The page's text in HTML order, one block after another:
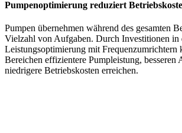
Pumpenoptimierung reduziert
Pumpen übernehmen während des gesamten
Vielzahl von Aufgaben. Durch Investitionen in
Leistungsoptimierung mit Frequenzumrichtern
Bereichen effizientere Pumpleistung, besseren
niedrigere Betriebskosten erreichen.